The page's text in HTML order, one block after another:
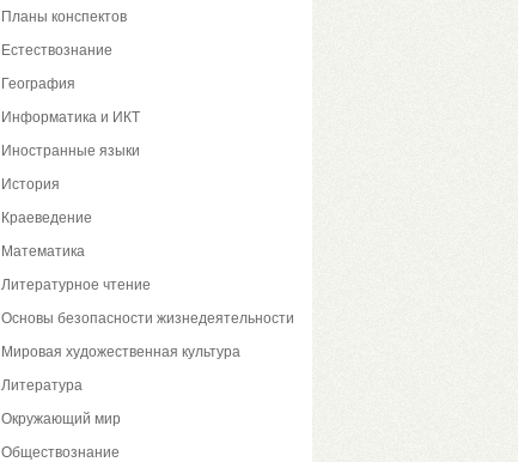
Планы конспектов
Естествознание
География
Информатика и ИКТ
Иностранные языки
История
Краеведение
Математика
Литературное чтение
Основы безопасности жизнедеятельности
Мировая художественная культура
Литература
Окружающий мир
Обществознание